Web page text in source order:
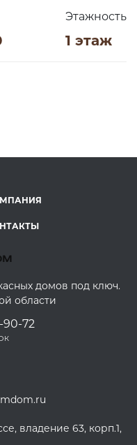
Этажность
1 этаж
домов под ключ.
области
90-72
владение 63, корп.1,